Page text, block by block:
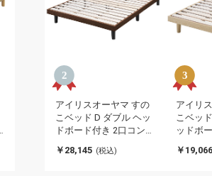
アイリスオーヤマ すの
こベッド D ダブル ヘッ
ドボード付き 2口コン
棚付き 宮付き 宮棚付き
￥28,145 (税込)
アイリ
こベッ
ッドボ
ド 棚付
￥19,066